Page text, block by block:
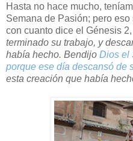
Hasta no hace mucho,
Semana de Pasión; pero
con cuanto dice el Génesis 2,
terminado su trabajo, y
había hecho. Bendijo Dios el
porque ese día descansó de
esta creación que había